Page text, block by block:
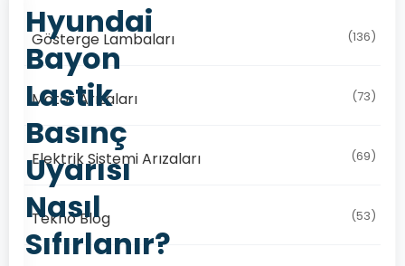
Hyundai
Bayon
Lastik
Basınç
Uyarısı
Nasıl
Sıfırlanır?
Gösterge Lambaları (136)
Motor Arızaları (73)
Elektrik Sistemi Arızaları (69)
Tekno Blog (53)